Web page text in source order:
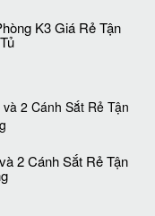
K3 Giá Rẻ Tận
2 Cánh Sắt Rẻ Tận